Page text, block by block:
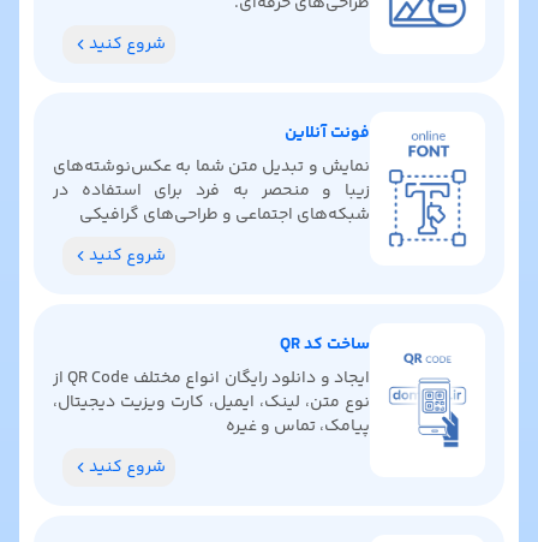
شروع کنید
فونت آنلاین
نمایش و تبدیل متن شما به عکس‌نوشته‌های
زیبا و منحصر به فرد برای استفاده در
شبکه‌های اجتماعی و طراحی‌های گرافیکی
شروع کنید
ساخت کد QR
ایجاد و دانلود رایگان انواع مختلف QR Code از
نوع متن، لینک، ایمیل، کارت ویزیت دیجیتال،
پیامک، تماس و غیره
شروع کنید